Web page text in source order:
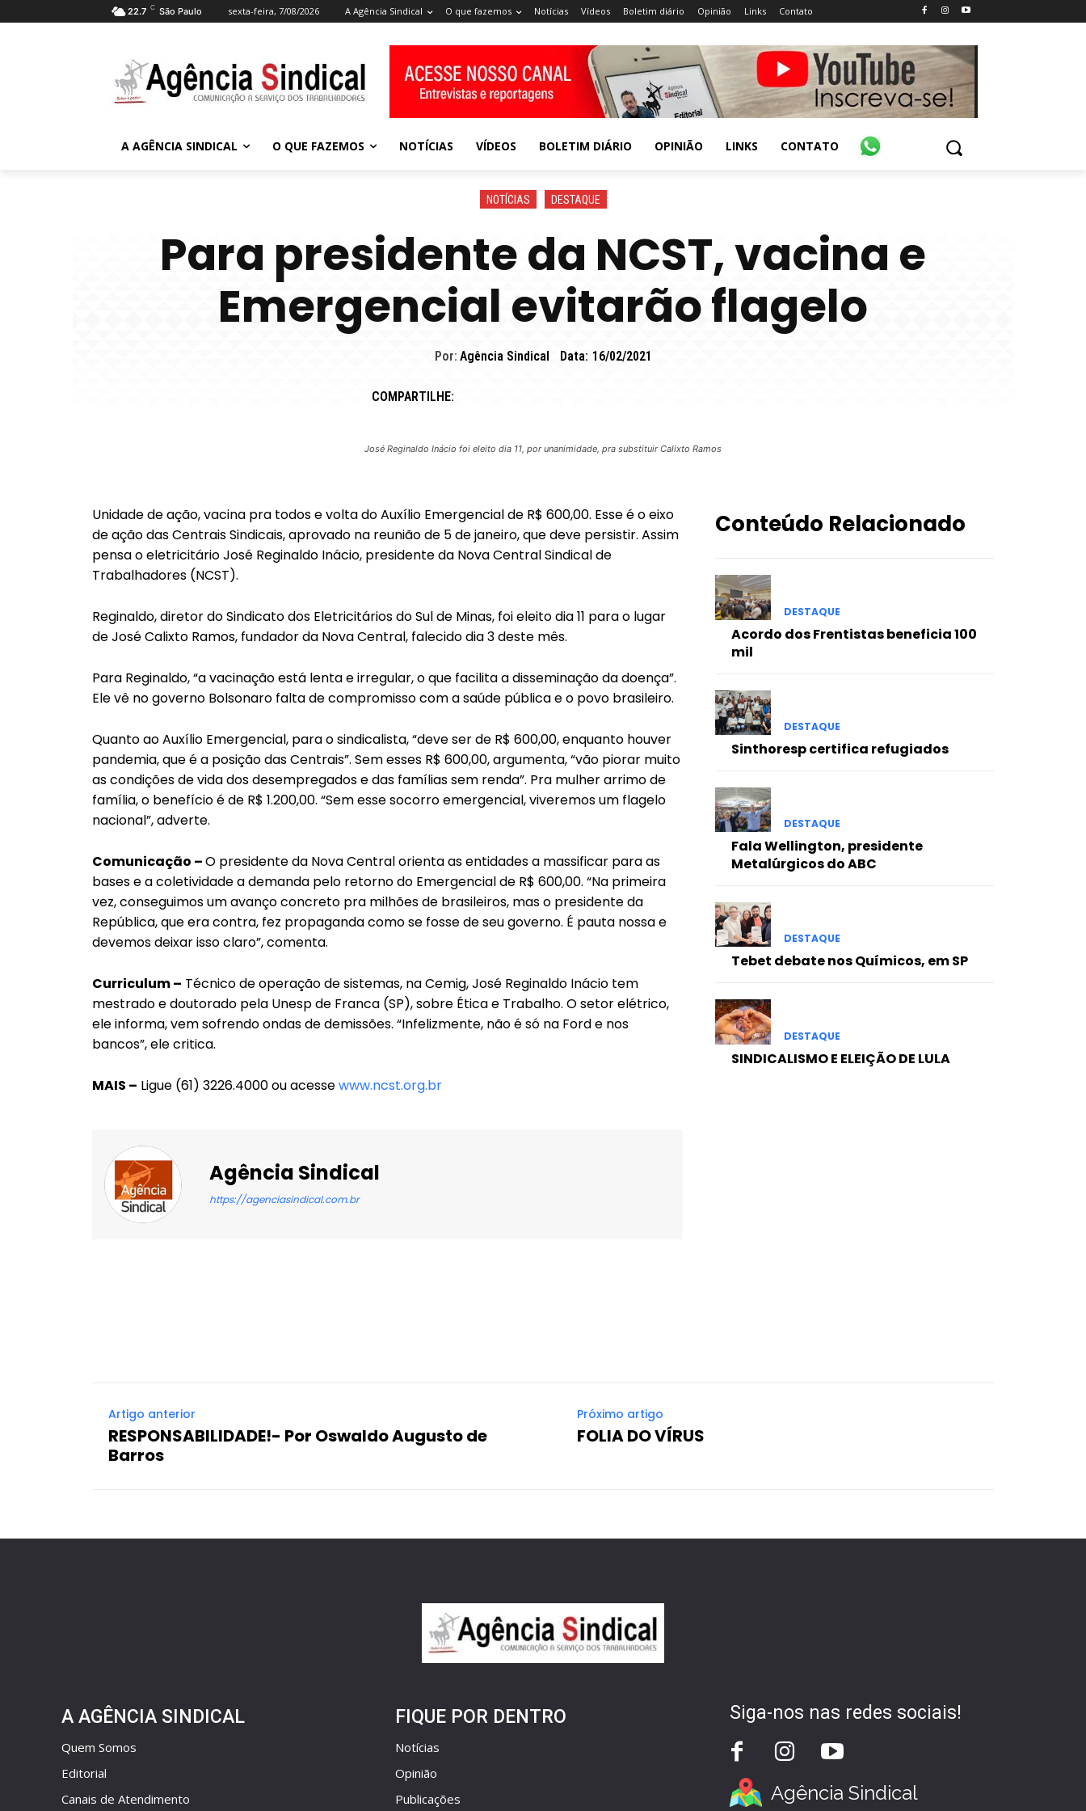
22.7 C São Paulo sexta-feira, 7/08/2026 A Agência Sindical O que fazemos Notícias Vídeos Boletim diário Opinião Links Contato
A AGÊNCIA SINDICAL O QUE FAZEMOS NOTÍCIAS VÍDEOS BOLETIM DIÁRIO OPINIÃO LINKS CONTATO
NOTÍCIAS DESTAQUE
Para presidente da NCST, vacina e
Emergencial evitarão flagelo
Por: Agência Sindical Data: 16/02/2021
COMPARTILHE:
José Reginaldo Inácio foi eleito dia 11, por unanimidade, pra substituir Calixto Ramos
Unidade de ação, vacina pra todos e volta do Auxílio Emergencial de R$ 600,00. Esse é o eixo
de ação das Centrais Sindicais, aprovado na reunião de 5 de janeiro, que deve persistir. Assim
pensa o eletricitário José Reginaldo Inácio, presidente da Nova Central Sindical de
Trabalhadores (NCST).
Reginaldo, diretor do Sindicato dos Eletricitários do Sul de Minas, foi eleito dia 11 para o lugar
de José Calixto Ramos, fundador da Nova Central, falecido dia 3 deste mês.
Para Reginaldo, “a vacinação está lenta e irregular, o que facilita a disseminação da doença”.
Ele vê no governo Bolsonaro falta de compromisso com a saúde pública e o povo brasileiro.
Quanto ao Auxílio Emergencial, para o sindicalista, “deve ser de R$ 600,00, enquanto houver
pandemia, que é a posição das Centrais”. Sem esses R$ 600,00, argumenta, “vão piorar muito
as condições de vida dos desempregados e das famílias sem renda”. Pra mulher arrimo de
família, o benefício é de R$ 1.200,00. “Sem esse socorro emergencial, viveremos um flagelo
nacional”, adverte.
Comunicação –O presidente da Nova Central orienta as entidades a massificar para as
bases e a coletividade a demanda pelo retorno do Emergencial de R$ 600,00. “Na primeira
vez, conseguimos um avanço concreto pra milhões de brasileiros, mas o presidente da
República, que era contra, fez propaganda como se fosse de seu governo. É pauta nossa e
devemos deixar isso claro”, comenta.
Curriculum – Técnico de operação de sistemas, na Cemig, José Reginaldo Inácio tem
mestrado e doutorado pela Unesp de Franca (SP), sobre Ética e Trabalho. O setor elétrico,
ele informa, vem sofrendo ondas de demissões. “Infelizmente, não é só na Ford e nos
bancos”, ele critica.
MAIS – Ligue (61) 3226.4000 ou acessewww.ncst.org.br
Agência Sindical
https://agenciasindical.com.br
Conteúdo Relacionado
DESTAQUE
Acordo dos Frentistas beneficia 100
mil
DESTAQUE
Sinthoresp certifica refugiados
DESTAQUE
Fala Wellington, presidente
Metalúrgicos do ABC
DESTAQUE
Tebet debate nos Químicos, em SP
DESTAQUE
SINDICALISMO E ELEIÇÃO DE LULA
Artigo anterior
RESPONSABILIDADE!- Por Oswaldo Augusto de
Barros
Próximo artigo
FOLIA DO VÍRUS
A AGÊNCIA SINDICAL
Quem Somos
Editorial
Canais de Atendimento
FIQUE POR DENTRO
Notícias
Opinião
Publicações
Siga-nos nas redes sociais!
Agência Sindical